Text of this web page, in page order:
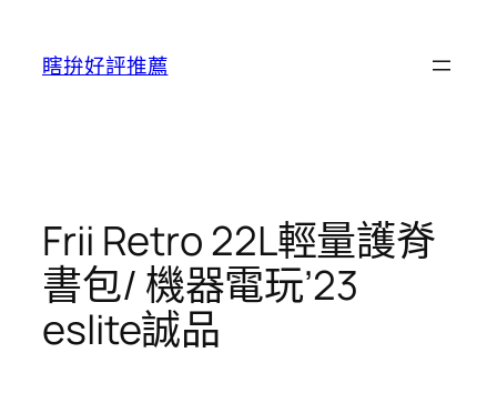
瞎拚好評推薦
Frii Retro 22L輕量護脊
書包/ 機器電玩’23
eslite誠品